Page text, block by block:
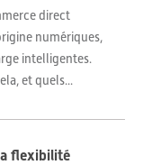
direct
numériques,
intelligentes.
et quels...
flexibilité